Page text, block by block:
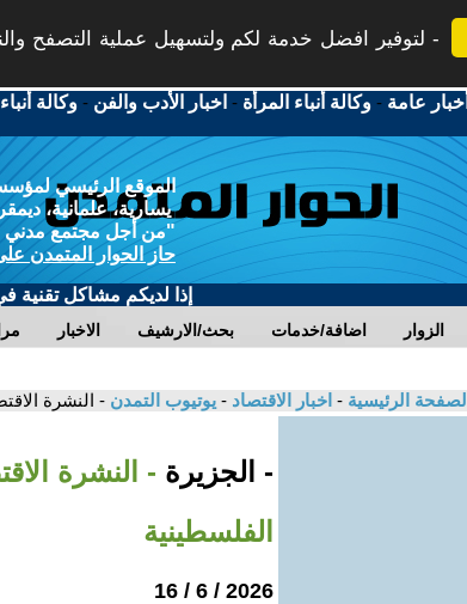
لتوفير افضل خدمة لكم ولتسهيل عملية التصفح
أخبار عامة -وكالة أنباء المرأة - اخبار الأدب والفن -وكالة
الموقع الرئيسي
يسارية، علمانية،
"من أجل مجتمع مدني
حاز الحوار المتمدن
إذا لديكم مشاكل تقنية
الاخبار بحث/الارشيف اضافة/خدمات الزوار
الصفحة الرئيسية - اخبار الاقتصاد - يوتيوب التمدن - النشرة
- الجزيرة - النشرة
الفلسطينية
2026 / 6 / 16